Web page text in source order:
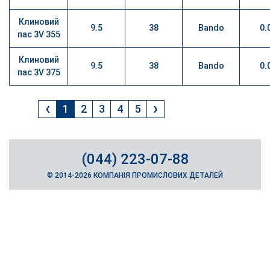
Клиновий
пас 3V 355
9.5 38 Bando
Клиновий
пас 3V 375
9.5 38 Bando
‹ 1 2 3 4 5 ›
(044) 223-07-88
© 2014-2026 КОМПАНІЯ ПРОМИСЛОВИХ ДЕТАЛЕЙ